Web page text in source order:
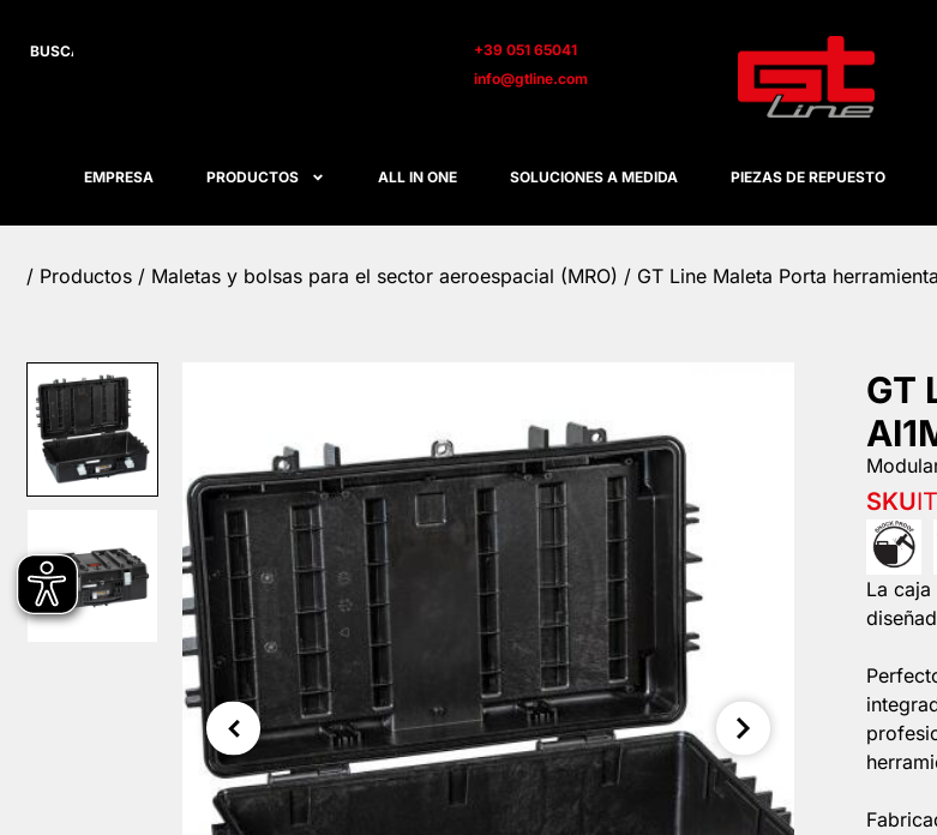
+39 051 65041
info@gtline.com
EMPRESA PRODUCTOS ALL IN ONE SOLUCIONES A MEDIDA PIEZAS DE REPUESTO
/ Productos / Maletas y bolsas para el sector aeroespacial (MRO) / GT Line Maleta Porta
GT
SKU
La